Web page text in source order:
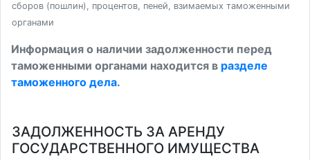
сборов (пошлин), процентов, пеней, взимаемых таможенными
органами
Информация о наличии задолженности перед
таможенными органами находится в разделе
таможенного дела.
ЗАДОЛЖЕННОСТЬ ЗА АРЕНДУ
ГОСУДАРСТВЕННОГО ИМУЩЕСТВА